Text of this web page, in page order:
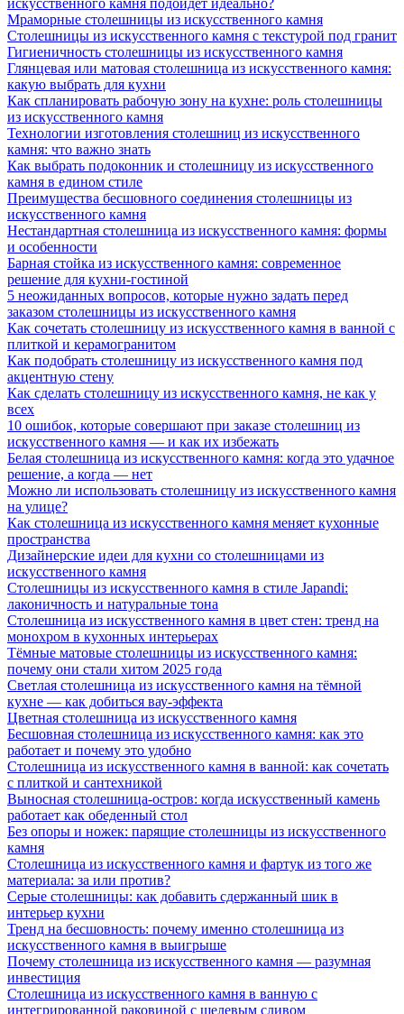
Мраморные столешницы из искусственного камня
Столешницы из искусственного камня с текстурой под гранит
Гигиеничность столешницы из искусственного камня
Глянцевая или матовая столешница из искусственного камня:
какую выбрать для кухни
Как спланировать рабочую зону на кухне: роль столешницы
из искусственного камня
Технологии изготовления столешниц из искусственного
камня: что важно знать
Как выбрать подоконник и столешницу из искусственного
камня в едином стиле
Преимущества бесшовного соединения столешницы из
искусственного камня
Нестандартная столешница из искусственного камня: формы
и особенности
Барная стойка из искусственного камня: современное
решение для кухни-гостиной
5 неожиданных вопросов, которые нужно задать перед
заказом столешницы из искусственного камня
Как сочетать столешницу из искусственного камня в ванной с
плиткой и керамогранитом
Как подобрать столешницу из искусственного камня под
акцентную стену
Как сделать столешницу из искусственного камня, не как у
всех
10 ошибок, которые совершают при заказе столешниц из
искусственного камня — и как их избежать
Белая столешница из искусственного камня: когда это удачное
решение, а когда — нет
Можно ли использовать столешницу из искусственного камня
на улице?
Как столешница из искусственного камня меняет кухонные
пространства
Дизайнерские идеи для кухни со столешницами из
искусственного камня
Столешницы из искусственного камня в стиле Japandi:
лаконичность и натуральные тона
Столешница из искусственного камня в цвет стен: тренд на
монохром в кухонных интерьерах
Тёмные матовые столешницы из искусственного камня:
почему они стали хитом 2025 года
Светлая столешница из искусственного камня на тёмной
кухне — как добиться вау-эффекта
Цветная столешница из искусственного камня
Бесшовная столешница из искусственного камня: как это
работает и почему это удобно
Столешница из искусственного камня в ванной: как сочетать
с плиткой и сантехникой
Выносная столешница-остров: когда искусственный камень
работает как обеденный стол
Без опоры и ножек: парящие столешницы из искусственного
камня
Столешница из искусственного камня и фартук из того же
материала: за или против?
Серые столешницы: как добавить сдержанный шик в
интерьер кухни
Тренд на бесшовность: почему именно столешница из
искусственного камня в выигрыше
Почему столешница из искусственного камня — разумная
инвестиция
Столешница из искусственного камня в ванную с
интегрированной раковиной с щелевым сливом